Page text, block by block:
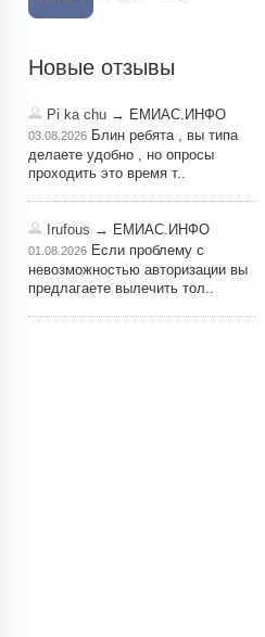
Новые отзывы
Pi ka chu → ЕМИАС.ИНФО
03.08.2026 Блин ребята , вы типа
делаете удобно , но опросы
проходить это время т..
Irufous → ЕМИАС.ИНФО
01.08.2026 Если проблему с
невозможностью авторизации вы
предлагаете вылечить тол..